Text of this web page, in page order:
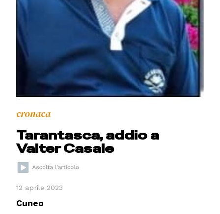
cronaca
Tarantasca, addio a
Valter Casale
12 aprile 2023
Cuneo